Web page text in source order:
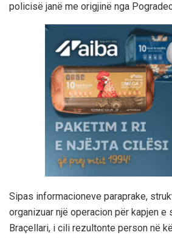
policisë janë me origjinë nga
Sipas informacioneve paraprake,
organizuar një operacion për kapjen e
Braçellari, i cili rezultonte person në